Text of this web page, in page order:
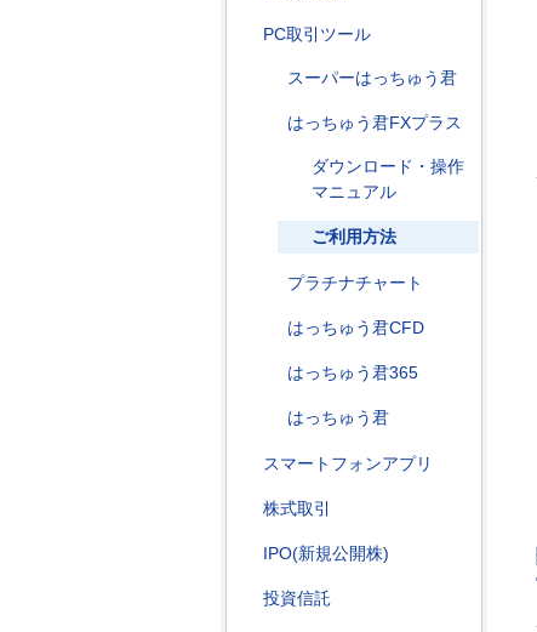
PC取引ツール
スーパーはっちゅう君
はっちゅう君FXプラス
ダウンロード・操作
マニュアル
ご利用方法
プラチナチャート
はっちゅう君CFD
はっちゅう君365
はっちゅう君
スマートフォンアプリ
株式取引
IPO(新規公開株)
投資信託